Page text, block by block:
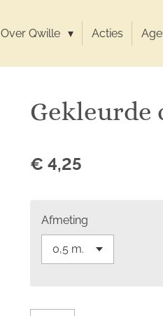
Over Qwille Acties
Gekleurde
€ 4,25
Afmeting